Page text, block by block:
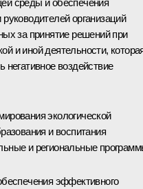
организаций
за принятие решений при
и иной деятельности,
негативное воздействие
экологической
и воспитания
и региональные
эффективного